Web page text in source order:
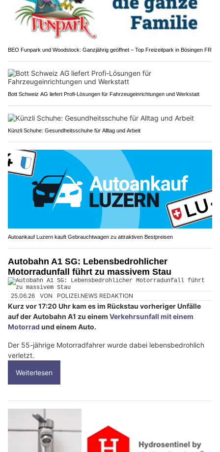
BEO Funpark und Woodstock: Ganzjährig geöffnet – Top Freizeitpark in Bösingen FR
Bott Schweiz AG liefert Profi-Lösungen für Fahrzeugeinrichtungen und Werkstatt
Künzli Schuhe: Gesundheitsschuhe für Alltag und Arbeit
Autoankauf Luzern kauft Gebrauchtwagen zu attraktiven Bestpreisen
Autobahn A1 SG: Lebensbedrohlicher
Motorradunfall führt zu massivem Stau
25.06.26 VON POLIZEI.NEWS REDAKTION
Kurz vor 17:20 Uhr kam es im Rückstau vorheriger Unfälle
auf der Autobahn A1 zu einem Verkehrsunfall mit einem
Motorrad und einem Auto.
Der 55-jährige Motorradfahrer wurde dabei lebensbedrohlich
verletzt.
Weiterlesen